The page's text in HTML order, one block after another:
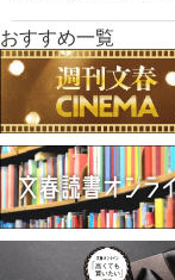
おすすめ一覧